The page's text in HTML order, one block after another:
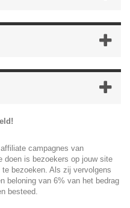
campagnes van
doen is bezoekers op jouw site
bezoeken. Als zij vervolgens
beloning van 6% van het bedrag
besteed.